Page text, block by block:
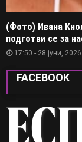
(Фото) Ивана
подготви се за
17:50 - 28 јуни, 2026
FACEBOOK